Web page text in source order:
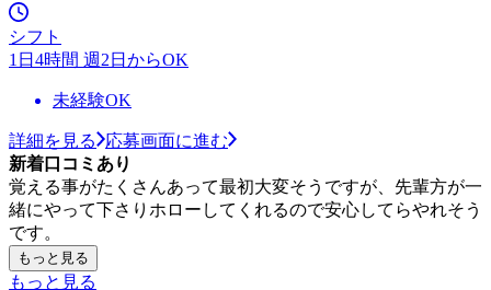
シフト
1日4時間 週2日からOK
未経験OK
詳細を見る
応募画面に進む
新着口コミあり
覚える事がたくさんあって最初大変そうですが、先輩方が一
緒にやって下さりホローしてくれるので安心してらやれそう
です。
もっと見る
もっと見る